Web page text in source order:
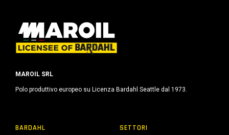
MAROIL SRL
Polo produttivo europeo su Licenza Bardahl Seattle dal 1973.
BARDAHL SETTORI